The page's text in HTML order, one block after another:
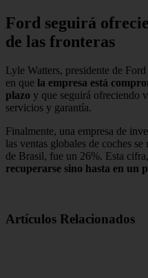
Ford seguirá
de las fronteras
Lyle Watters, presidente de
en que la empresa está
plazo y que seguirá ofreciendo
servicios y garantía.
Finalmente, una empresa de
las ventas globales de coches
de Brasil, fue un 26%. Esta
recuperarse sino hasta en un
Artículos Relacionados